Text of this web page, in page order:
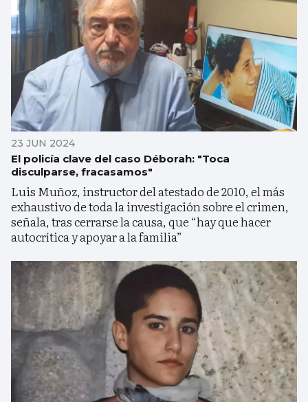
23 JUN 2024
El policía clave del caso Déborah: "Toca
disculparse, fracasamos"
Luis Muñoz, instructor del atestado de 2010, el más
exhaustivo de toda la investigación sobre el crimen,
señala, tras cerrarse la causa, que “hay que hacer
autocrítica y apoyar a la familia”